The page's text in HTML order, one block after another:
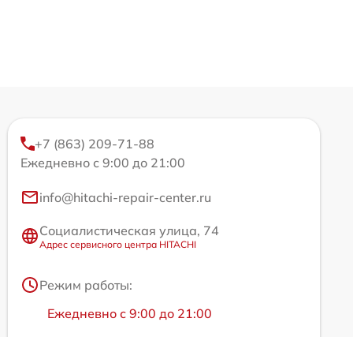
+7 (863) 209-71-88
Ежедневно с 9:00 до 21:00
info@hitachi-repair-center.ru
Социалистическая улица, 74
Адрес сервисного центра HITACHI
Режим работы:
Ежедневно с 9:00 до 21:00